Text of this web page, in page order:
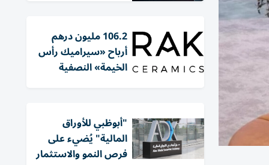
106.2 مليون درهم
أرباح «سيراميك رأس
الخيمة» النصفية
"أبوظبي للأوراق
المالية" يُضيء على
فرص النمو والاستثمار